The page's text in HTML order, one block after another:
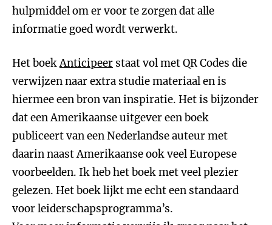
hulpmiddel om er voor te zorgen dat alle
informatie goed wordt verwerkt.
Het boekAnticipeer staat vol met QR Codes die
verwijzen naar extra studie materiaal en is
hiermee een bron van inspiratie. Het is bijzonder
dat een Amerikaanse uitgever een boek
publiceert van een Nederlandse auteur met
daarin naast Amerikaanse ook veel Europese
voorbeelden. Ik heb het boek met veel plezier
gelezen. Het boek lijkt me echt een standaard
voor leiderschapsprogramma’s.